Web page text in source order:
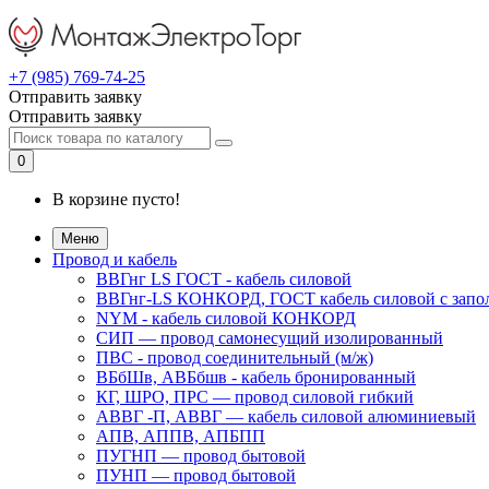
+7 (985) 769-74-25
Отправить заявку
Отправить заявку
0
В корзине пусто!
Меню
Провод и кабель
ВВГнг LS ГОСТ - кабель силовой
ВВГнг-LS КОНКОРД, ГОСТ кабель силовой с
NYM - кабель силовой КОНКОРД
СИП ― провод самонесущий изолированный
ПВС - провод соединительный (м/ж)
ВБбШв, АВБбшв - кабель бронированный
КГ, ШРО, ПРС ― провод силовой гибкий
АВВГ -П, АВВГ ― кабель силовой алюминиевый
АПВ, АППВ, АПБПП
ПУГНП — провод бытовой
ПУНП — провод бытовой